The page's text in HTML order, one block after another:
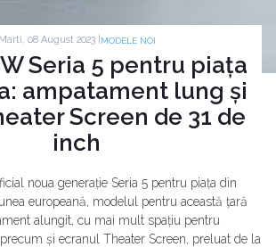
Marti, 08 August 2023 | MODELE NOI
Seria 5 pentru piața
ampatament lung și
Screen de 31 de
inch
noua generație Seria 5 pentru piața din
europeană, modelul pentru această țară
alungit, cu mai mult spațiu pentru
și ecranul Theater Screen, preluat de la